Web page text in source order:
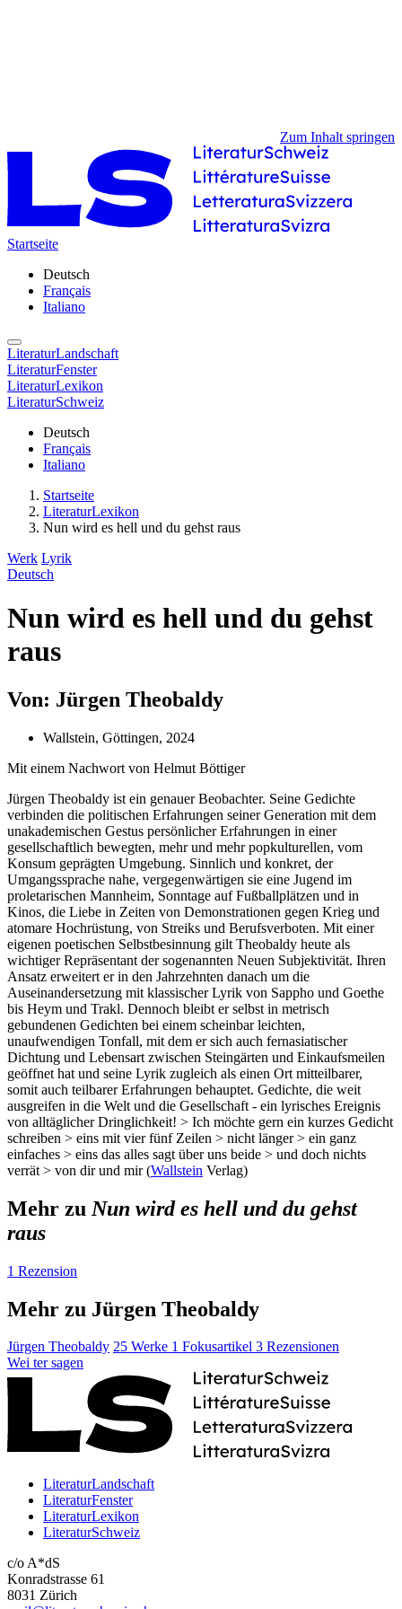
Zum Inhalt springen
Startseite
Deutsch
Français
Italiano
LiteraturLandschaft
LiteraturFenster
LiteraturLexikon
LiteraturSchweiz
Deutsch
Français
Italiano
Startseite
LiteraturLexikon
Nun wird es hell und du gehst raus
Werk Lyrik
Deutsch
Nun wird es hell und du gehst
raus
Von: Jürgen Theobaldy
Wallstein, Göttingen, 2024
Mit einem Nachwort von Helmut Böttiger
Jürgen Theobaldy ist ein genauer Beobachter. Seine Gedichte
verbinden die politischen Erfahrungen seiner Generation mit dem
unakademischen Gestus persönlicher Erfahrungen in einer
gesellschaftlich bewegten, mehr und mehr popkulturellen, vom
Konsum geprägten Umgebung. Sinnlich und konkret, der
Umgangssprache nahe, vergegenwärtigen sie eine Jugend im
proletarischen Mannheim, Sonntage auf Fußballplätzen und in
Kinos, die Liebe in Zeiten von Demonstrationen gegen Krieg und
atomare Hochrüstung, von Streiks und Berufsverboten. Mit einer
eigenen poetischen Selbstbesinnung gilt Theobaldy heute als
wichtiger Repräsentant der sogenannten Neuen Subjektivität. Ihren
Ansatz erweitert er in den Jahrzehnten danach um die
Auseinandersetzung mit klassischer Lyrik von Sappho und Goethe
bis Heym und Trakl. Dennoch bleibt er selbst in metrisch
gebundenen Gedichten bei einem scheinbar leichten,
unaufwendigen Tonfall, mit dem er sich auch fernasiatischer
Dichtung und Lebensart zwischen Steingärten und Einkaufsmeilen
geöffnet hat und seine Lyrik zugleich als einen Ort mitteilbarer,
somit auch teilbarer Erfahrungen behauptet. Gedichte, die weit
ausgreifen in die Welt und die Gesellschaft - ein lyrisches Ereignis
von alltäglicher Dringlichkeit! > Ich möchte gern ein kurzes Gedicht
schreiben > eins mit vier fünf Zeilen > nicht länger > ein ganz
einfaches > eins das alles sagt über uns beide > und doch nichts
verrät > von dir und mir (Wallstein Verlag)
Mehr zu Nun wird es hell und du gehst
raus
1 Rezension
Mehr zu Jürgen Theobaldy
Jürgen Theobaldy 25 Werke 1 Fokusartikel 3 Rezensionen
Wei ter sagen
LiteraturLandschaft
LiteraturFenster
LiteraturLexikon
LiteraturSchweiz
c/o A*dS
Konradstrasse 61
8031 Zürich